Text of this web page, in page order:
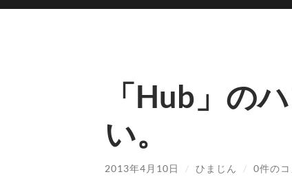
「Hub」の
い。
2013年4月10日 / ひまじん / 0件のコ